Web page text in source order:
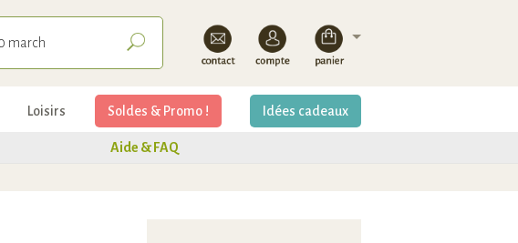
Loisirs Idées cadeaux
Soldes & Promo !
Aide & FAQ